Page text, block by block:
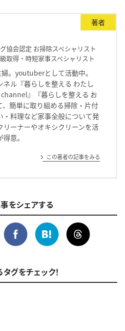
著者
協会認定 お掃除スペシャリスト
取得・時短家事スペシャリスト
。youtuberとして活動中。
ネル『暮らしを整える わたし
』『暮らしを整える お
簡単に取り組める掃除・片付
・料理など家事全般について発
リーナーやオキシクリーンを活
意。
この著者の記事をみる
をシェアする
グをチェック！